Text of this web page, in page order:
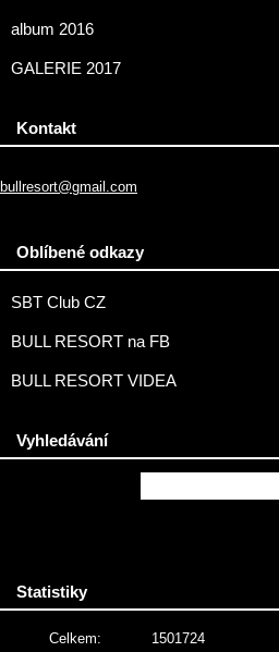
album 2016
GALERIE 2017
Kontakt
bullresort@gmail.com
Oblíbené odkazy
SBT Club CZ
BULL RESORT na FB
BULL RESORT VIDEA
Vyhledávání
Statistiky
Celkem: 1501724